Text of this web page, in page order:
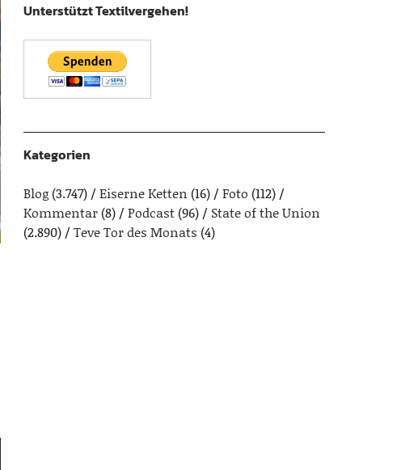
Unterstützt Textilvergehen!
Kategorien
Blog(3.747) Eiserne Ketten (16) Foto (112)
Kommentar(8) Podcast(96)
State of the Union
(2.890)
Teve Tor des Monats (4)